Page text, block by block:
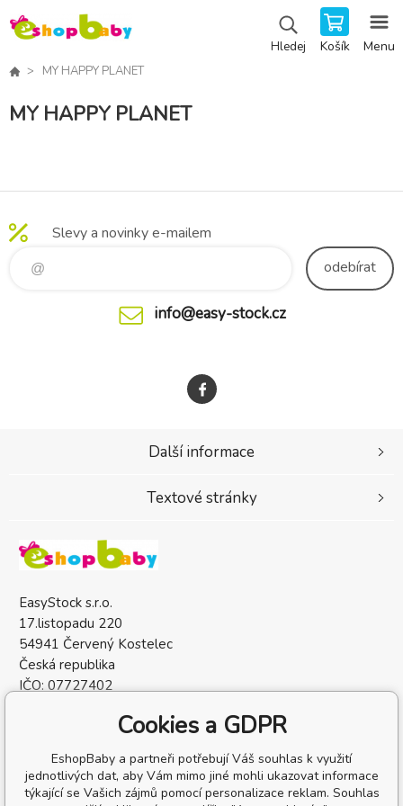
Hledej Košík Menu
MY HAPPY PLANET
MY HAPPY PLANET
Slevy a novinky e-mailem
odebírat
info@easy-stock.cz
EasyStock s.r.o.
17.listopadu 220
54941 Červený Kostelec
Česká republika
IČO: 07727402
Další informace
Textové stránky
Cookies a GDPR
EshopBaby a partneři potřebují Váš souhlas k využití
jednotlivých dat, aby Vám mimo jiné mohli ukazovat informace
týkající se Vašich zájmů pomocí personalizace reklam. Souhlas